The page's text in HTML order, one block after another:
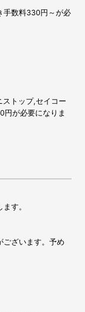
手数料330円～が必
トップ,セイコー
円が必要になりま
す。
ございます。予め